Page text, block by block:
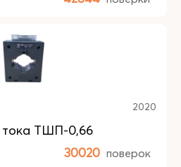
2020
ТШП-0,66
30020 поверок